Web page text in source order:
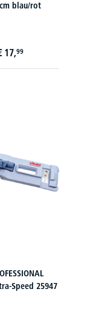
blau/rot
17,99
Speed 25947